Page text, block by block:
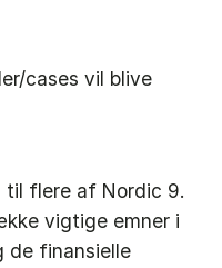
cases vil blive
til flere af Nordic 9.
vigtige emner i
de finansielle